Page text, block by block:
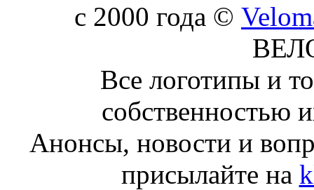
c 2000 года ©
Все логотипы и
собственностью
Анонсы, новости и
присылайте на